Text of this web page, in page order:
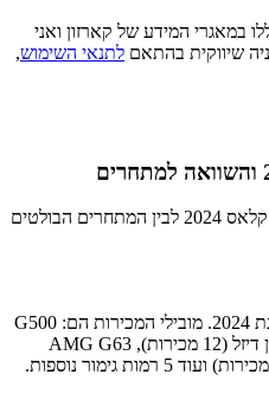
במאגרי המידע של קארזון ואני
שיווקית בהתאם לתנאי השימוש,
השוואת רמות הגימור של מרצדס G קלאס 2024 לבין המתחרים הבולטים
53 רכבי מרצדס G קלאס נמכרו בשנת 2024. מובילי המכירות הם: G500
גלנדווגן (16 מכירות), G400d גלנדווגן דיזל (12 מכירות), AMG G63